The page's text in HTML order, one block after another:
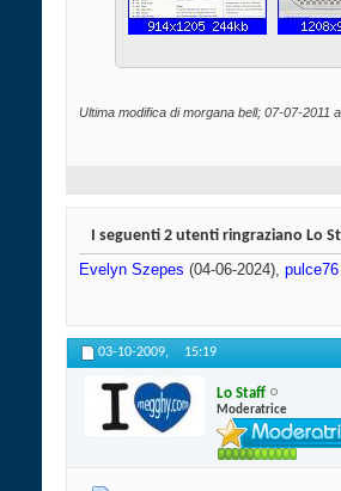
Ultima modifica di morgana bell; 07-07-2011
I seguenti 2 utenti ringraziano Lo
Evelyn Szepes (04-06-2024), pulce76
03-10-2009, 15:19
Lo Staff
Moderatrice